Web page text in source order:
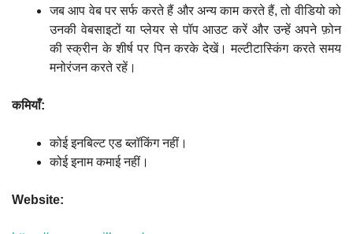
जब आप वेब पर सर्फ करते हैं और अन्य काम करते हैं, तो वीडियो को
उनकी वेबसाइटों या प्लेयर से पॉप आउट करें और उन्हें अपने फ़ोन
की स्क्रीन के शीर्ष पर पिन करके देखें। मल्टीटास्किंग करते समय
मनोरंजन करते रहें।
कमियाँ:
कोई इनबिल्ट एड ब्लॉकिंग नहीं।
कोई इनाम कमाई नहीं।
Website: